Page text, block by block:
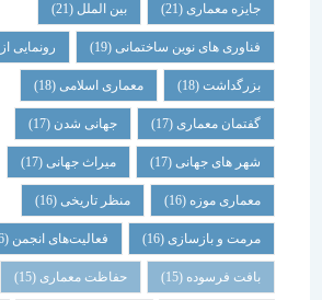
جایزه معماری (21) بین الملل(21)
فناوری های نوین ساختمانی(19) رونمایی از کتاب (18)
بزرگداشت (18) معماری اسلامی(18)
گفتمان معماری (17) جهانی شدن(17)
شهر های جهانی(17) میراث جهانی(17)
معماری موزه(16) منظر تاریخی (16)
مرمت و بازسازی(16) فعالیت‌های انجمن(16)
بافت فرسوده (15) حفاظت معماری (15) زلزله